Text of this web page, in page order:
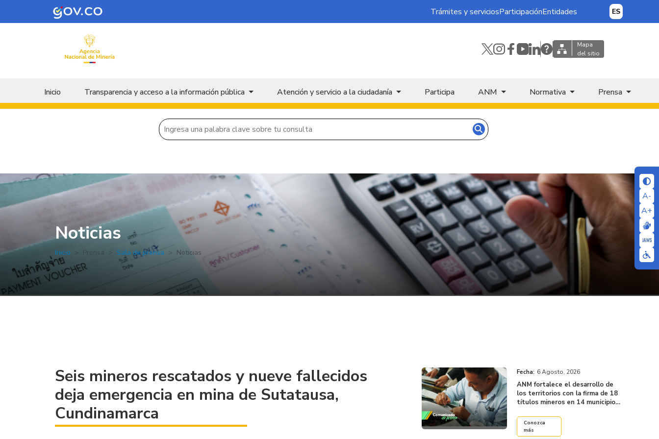
Skip to main content
A-
A+
Trámites y serviciosParticipaciónEntidades ES
Mapa
del sitio
Menu principal
Inicio Transparencia y acceso a la información pública Atención y servicio a la ciudadanía Participa ANM Normativa Prensa
Noticias
Inicio Prensa Sala de prensa Noticias
Seis mineros rescatados y nueve fallecidos
deja emergencia en mina de Sutatausa,
Cundinamarca
Fecha: 6 Agosto, 2026
ANM fortalece el desarrollo de
los territorios con la firma de 18
títulos mineros en 14 municipios
Conozca
más